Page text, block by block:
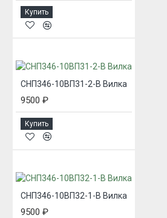
Купить
СНП346-10ВП31-2-В Вилка
9500 ₽
Купить
СНП346-10ВП32-1-В Вилка
9500 ₽